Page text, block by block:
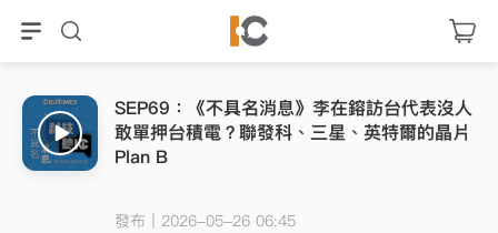
SEP69：《不具名消息》李在鎔訪台代表沒人
敢單押台積電？聯發科、三星、英特爾的晶片
Plan B
發布｜2026-05-26 06:45